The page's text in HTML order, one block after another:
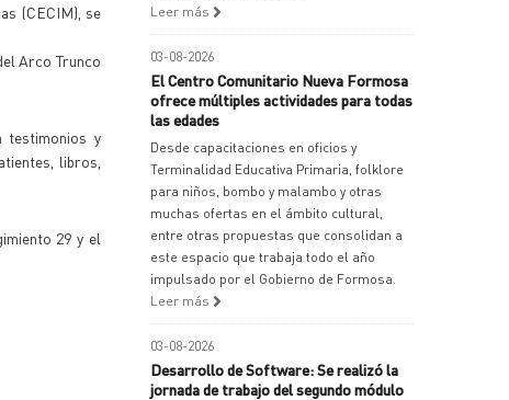
(CECIM), se
Arco Trunco
testimonios y
libros,
29 y el
Leer más
03-08-2026
El Centro Comunitario Nueva Formosa
ofrece múltiples actividades para todas
las edades
Desde capacitaciones en oficios y
Terminalidad Educativa Primaria, folklore
para niños, bombo y malambo y otras
muchas ofertas en el ámbito cultural,
entre otras propuestas que consolidan a
este espacio que trabaja todo el año
impulsado por el Gobierno de Formosa.
Leer más
03-08-2026
Desarrollo de Software: Se realizó la
jornada de trabajo del segundo módulo